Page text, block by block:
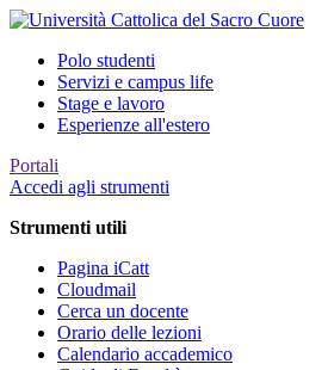
Polo studenti
Servizi e campus life
Stage e lavoro
Esperienze all'estero
Portali
Accedi agli strumenti
Strumenti utili
Pagina iCatt
Cloudmail
Cerca un docente
Orario delle lezioni
Calendario accademico